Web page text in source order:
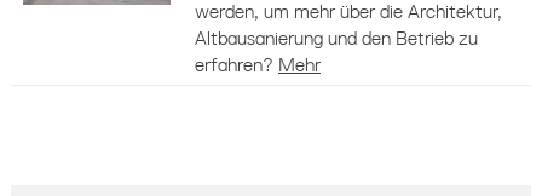
werden, um mehr über die Architektur,
Altbausanierung und den Betrieb zu
erfahren? Mehr